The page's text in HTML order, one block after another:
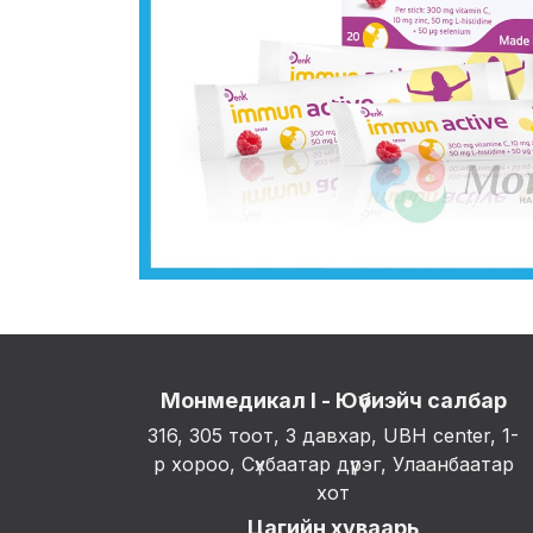
Монмедикал I - Юүбиэйч салбар
316, 305 тоот, 3 давхар, UBH center, 1-
р хороо, Сүхбаатар дүүрэг, Улаанбаатар
хот